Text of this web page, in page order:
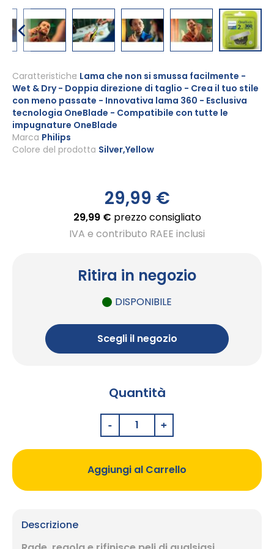
all'inizio
della
galleria
di
immagini
29,99 €
29,99 € prezzo consigliato
IVA e contributo RAEE inclusi
Ritira in negozio
DISPONIBILE
Scegli il negozio
Quantità
Aggiungi al Carrello
Marca Philips
Caratteristiche Lama che non si smussa facilmente -
Wet & Dry - Doppia direzione di taglio - Crea il tuo stile
con meno passate - Innovativa lama 360 - Esclusiva
tecnologia OneBlade - Compatibile con tutte le
impugnature OneBlade
Colore del prodotto Silver,Yellow
Descrizione